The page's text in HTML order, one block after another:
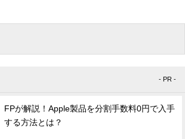
- PR -
FPが解説！Apple製品を分割手数料0円で入手
する方法とは？